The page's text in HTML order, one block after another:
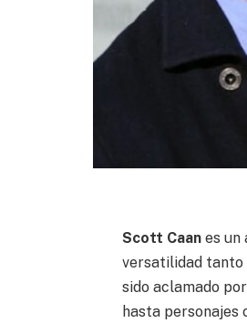
Scott Caan es un
versatilidad tanto
sido aclamado
hasta personajes